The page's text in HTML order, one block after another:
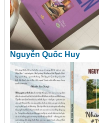
Nguyễn Quốc Huy